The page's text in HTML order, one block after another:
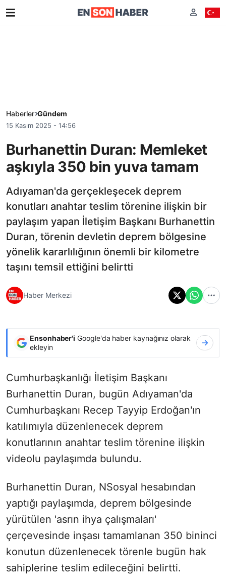
Haberler Gündem
15 Kasım 2025 - 14:56
Burhanettin Duran: Memleket
aşkıyla 350 bin yuva tamam
Adıyaman'da gerçekleşecek deprem
konutları anahtar teslim törenine ilişkin bir
paylaşım yapan İletişim Başkanı Burhanettin
Duran, törenin devletin deprem bölgesine
yönelik kararlılığının önemli bir kilometre
taşını temsil ettiğini belirtti
Haber Merkezi
Ensonhaber'i Google'da haber kaynağınız olarak
ekleyin
Cumhurbaşkanlığı İletişim Başkanı
Burhanettin Duran, bugün Adıyaman'da
Cumhurbaşkanı Recep Tayyip Erdoğan'ın
katılımıyla düzenlenecek deprem
konutlarının anahtar teslim törenine ilişkin
videolu paylaşımda bulundu.
Burhanettin Duran, NSosyal hesabından
yaptığı paylaşımda, deprem bölgesinde
yürütülen 'asrın ihya çalışmaları'
çerçevesinde inşası tamamlanan 350 bininci
konutun düzenlenecek törenle bugün hak
sahiplerine teslim edileceğini belirtti.